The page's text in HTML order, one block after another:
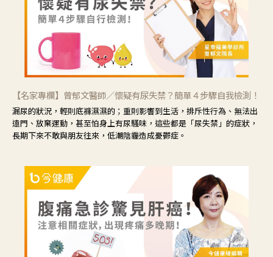
【名家專欄】曾郁文醫師／懷疑有尿失禁？簡單４步驟自我檢測！
漏尿的狀況，輕則底褲濕濕的；重則影響到生活，排斥性行為、無法出
遠門、放棄運動，甚至怕身上有尿騷味，這些都是「尿失禁」的症狀，
長期下來不敢與朋友往來，低潮陰霾造成憂鬱症。